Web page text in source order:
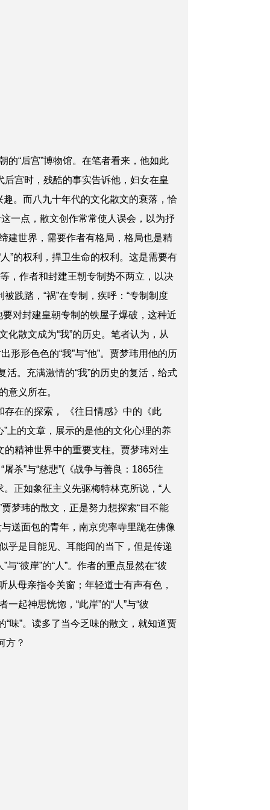
“后宫”博物馆。在笔者看来，他如此
宫时，残酷的事实告诉他，妇女在皇
趣。而八九十年代的文化散文的衰落，恰
一点，散文创作常常使人误会，以为抒
建世界，需要作者有格局，格局也是精
”的权利，捍卫生命的权利。这是需要有
，作者和封建王朝专制势不两立，以决
践踏，“祸”在专制，疾呼：“专制制度
要对封建皇朝专制的铁屋子爆破，这种近
散文成为“我”的历史。笔者认为，从
形形色色的“我”与“他”。贾梦玮用他的历
活。充满激情的“我”的历史的复活，给式
意义所在。
在的探索， 《往日情感》中的《此
上的文章，展示的是他的文化心理的养
的精神世界中的重要支柱。贾梦玮对生
杀”与“慈悲”(《战争与善良：1865往
正如象征主义先驱梅特林克所说，“人
梦玮的散文，正是努力想探索“目不能
送面包的青年，南京兜率寺里跪在佛像
乎是目能见、耳能闻的当下，但是传递
“彼岸”的“人”。作者的重点显然在“彼
从母亲指令关窗；年轻道士有声有色，
起神思恍惚，“此岸”的“人”与“彼
“味”。读多了当今乏味的散文，就知道贾
方？